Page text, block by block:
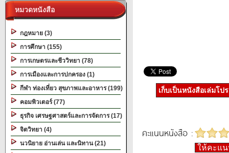
หมวดหนังสือ
กฎหมาย (3)
การศึกษา (155)
การเกษตรและชีววิทยา (78)
การเมืองและการปกครอง (1)
กีฬา ท่องเที่ยว สุขภาพและอาหาร (199)
คอมพิวเตอร์ (77)
ธุรกิจ เศรษฐศาสตร์และการจัดการ (17)
จิตวิทยา (4)
นวนิยาย อ่านเล่น และนิทาน (21)
เก็บเป็นหนังสือเล่มโป
คะแนนหนังสือ :
ให้คะแ